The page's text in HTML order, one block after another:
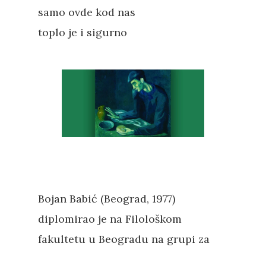
samo ovde kod nas
toplo je i sigurno
Bojan Babić (Beograd, 1977)
diplomirao je na Filološkom
fakultetu u Beogradu na grupi za